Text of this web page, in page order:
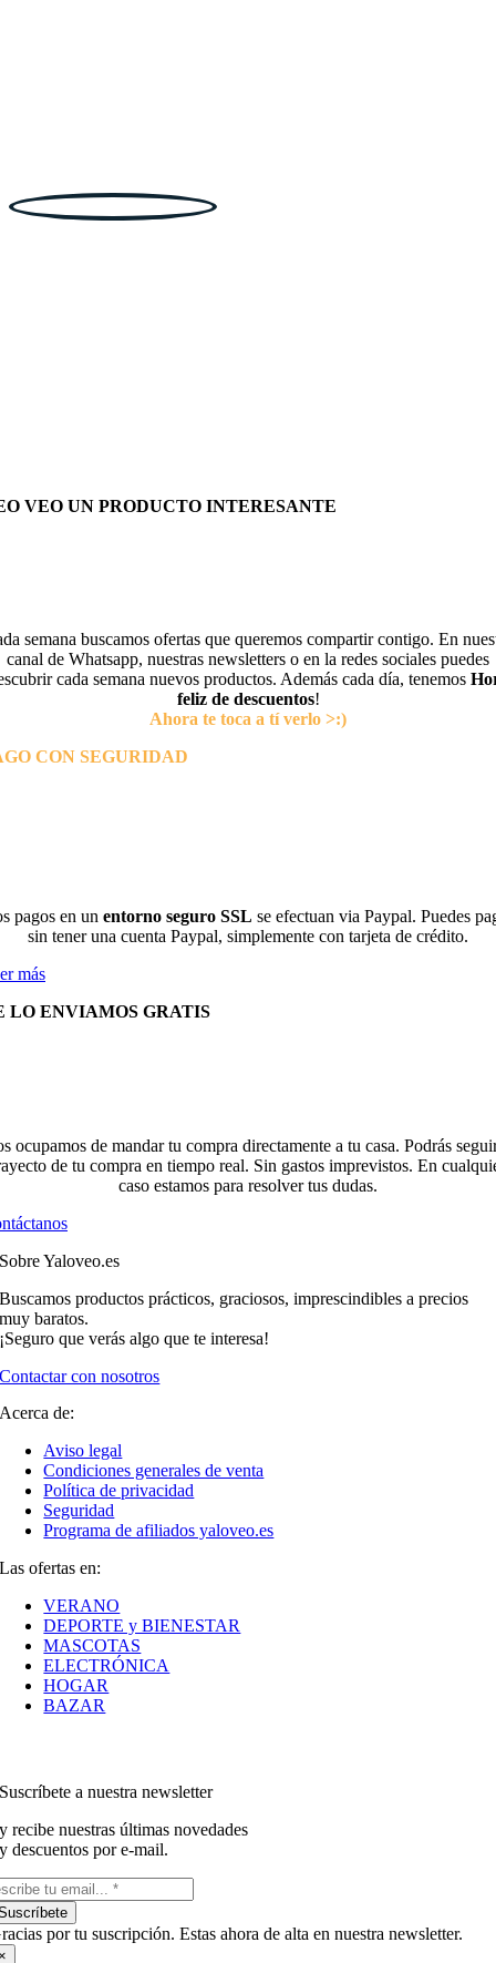
VEO UN PRODUCTO INTERESANTE
semana buscamos ofertas que queremos compartir contigo. En
canal de Whatsapp, nuestras newsletters o en la redes sociales puedes
cada semana nuevos productos. Además cada día, tenemos
feliz de descuentos!
Ahora te toca a tí verlo >:)
CON SEGURIDAD
pagos en un entorno seguro SSL se efectuan via Paypal. Puedes
sin tener una cuenta Paypal, simplemente con tarjeta de crédito.
más
LO ENVIAMOS GRATIS
ocupamos de mandar tu compra directamente a tu casa. Podrás
de tu compra en tiempo real. Sin gastos imprevistos. En
caso estamos para resolver tus dudas.
Sobre Yaloveo.es
Buscamos productos prácticos, graciosos, imprescindibles a precios
muy baratos.
¡Seguro que verás algo que te interesa!
Contactar con nosotros
Acerca de:
Aviso legal
Condiciones generales de venta
Política de privacidad
Seguridad
Programa de afiliados yaloveo.es
Las ofertas en:
VERANO
DEPORTE y BIENESTAR
MASCOTAS
ELECTRÓNICA
HOGAR
BAZAR
Suscríbete a nuestra newsletter
y recibe nuestras últimas novedades
y descuentos por e-mail.
por tu suscripción. Estas ahora de alta en nuestra newsletter.